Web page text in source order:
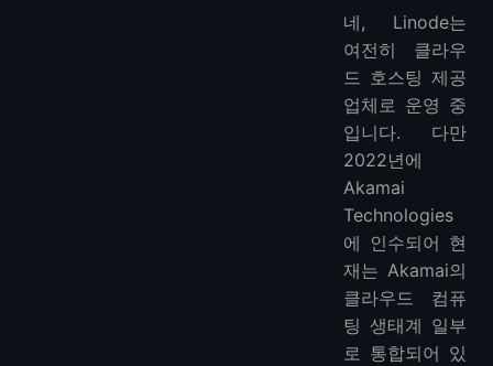
네, Linode는
여전히 클라우
드 호스팅 제공
업체로 운영 중
입니다. 다만
2022년에
Akamai
Technologies
에 인수되어 현
재는 Akamai의
클라우드 컴퓨
팅 생태계 일부
로 통합되어 있